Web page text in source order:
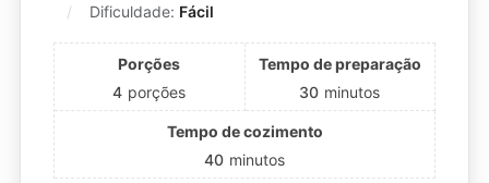
Dificuldade: Fácil
Porções
4 porções
Tempo de preparação
30 minutos
Tempo de cozimento
40 minutos